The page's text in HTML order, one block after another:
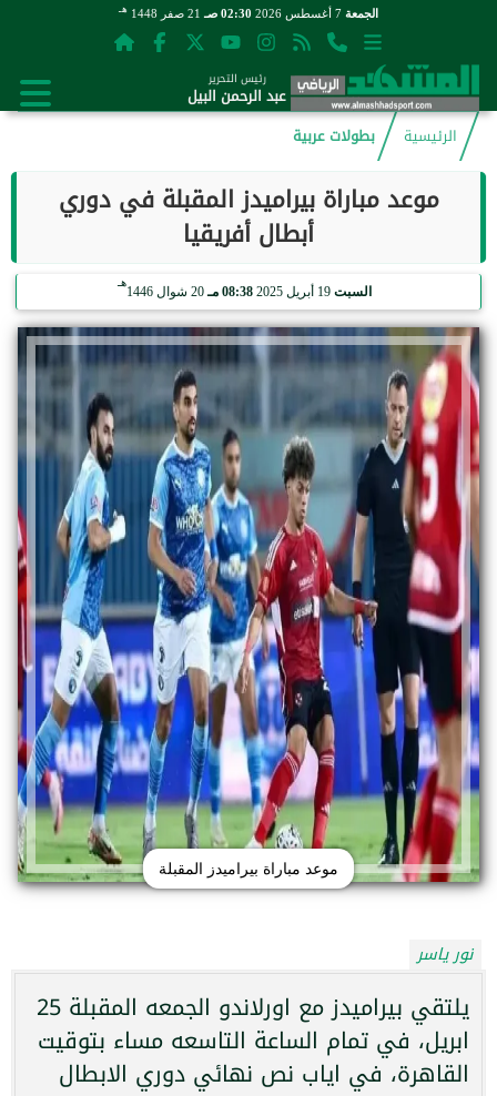
الجمعة 02:30 صـ 21 صفر 1448 هـ
رئيس التحرير
عبد الرحمن البيل
الرئيسية
بطولات عربية
موعد مباراة بيراميدز المقبلة في دوري
أبطال أفريقيا
السبت 19 أبريل 2025 08:38 مـ 20 شوال 1446
هـ
موعد مباراة بيراميدز المقبلة
نور ياسر
يلتقي بيراميدز مع اورلاندو الجمعه المقبلة 25
ابريل، في تمام الساعة التاسعه مساء بتوقيت
القاهرة، في اياب نص نهائي دوري الابطال